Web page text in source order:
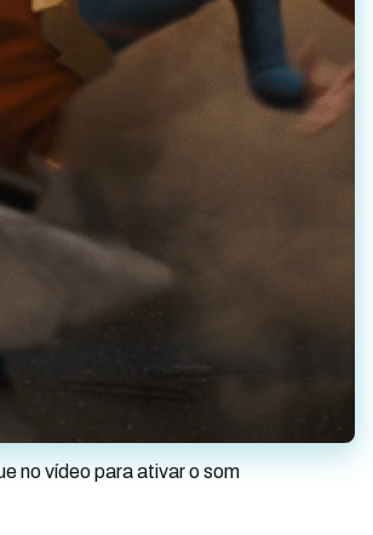
no vídeo para ativar o som